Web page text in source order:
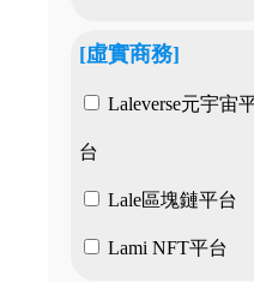
[虛實商務]
Laleverse元宇宙
台
Lale區塊鏈平台
Lami NFT平台